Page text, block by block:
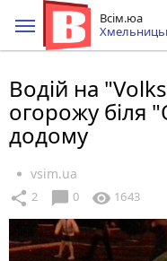
Всім.юа
Водій на
огорожу біля
додому
vsim.ua
share 2 chat_bubble 0 visibility 1643